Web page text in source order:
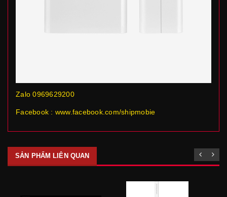
Zalo 0969629200
Facebook : www.facebook.com/shipmobie
SẢN PHẨM LIÊN QUAN